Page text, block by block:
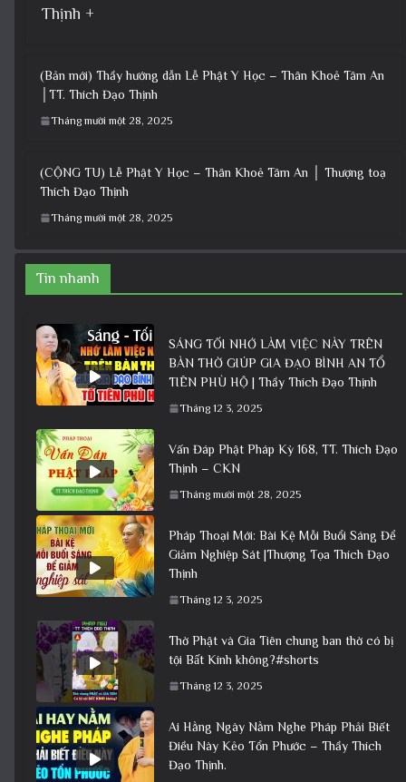
Thịnh +
(Bản mới) Thầy hướng dẫn Lễ Phật Y Học – Thân Khoẻ Tâm An
│TT. Thích Đạo Thịnh
Tháng mười một 28, 2025
(CỘNG TU) Lễ Phật Y Học – Thân Khoẻ Tâm An │ Thượng toạ
Thích Đạo Thịnh
Tháng mười một 28, 2025
Tin nhanh
SÁNG TỐI NHỚ LÀM VIỆC NÀY TRÊN
BÀN THỜ GIÚP GIA ĐẠO BÌNH AN TỔ
TIÊN PHÙ HỘ | Thầy Thích Đạo Thịnh
Tháng 12 3, 2025
Vấn Đáp Phật Pháp Kỳ 168, TT. Thích Đạo
Thịnh – CKN
Tháng mười một 28, 2025
Pháp Thoại Mới: Bài Kệ Mỗi Buổi Sáng Để
Giảm Nghiệp Sát |Thượng Tọa Thích Đạo
Thịnh
Tháng 12 3, 2025
Thờ Phật và Gia Tiên chung ban thờ có bị
tội Bất Kính không?#shorts
Tháng 12 3, 2025
Ai Hằng Ngày Nằm Nghe Pháp Phải Biết
Điều Này Kẻo Tổn Phước – Thầy Thích
Đạo Thịnh.